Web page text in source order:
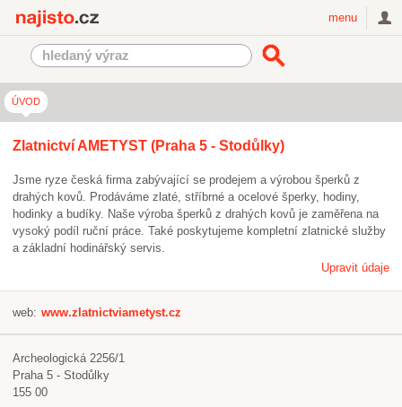
menu
ÚVOD
Zlatnictví AMETYST (Praha 5 - Stodůlky)
Jsme ryze česká firma zabývající se prodejem a výrobou šperků z
drahých kovů. Prodáváme zlaté, stříbrné a ocelové šperky, hodiny,
hodinky a budíky. Naše výroba šperků z drahých kovů je zaměřena na
vysoký podíl ruční práce. Také poskytujeme kompletní zlatnické služby
a základní hodinářský servis.
Upravit údaje
web: www.zlatnictviametyst.cz
Archeologická 2256/1
Praha 5 - Stodůlky
155 00